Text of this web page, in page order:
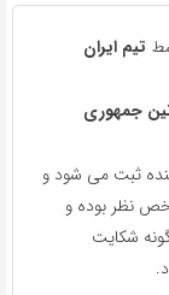
تیم ایران
جمهوری
ثبت می شود و
نظر بوده و
شکایت